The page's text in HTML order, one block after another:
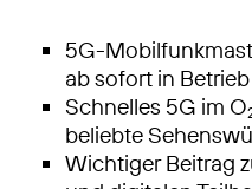
5G-
ab sofort in Betrieb
Schnelles 5G im O
beliebte
Wichtiger Beitrag